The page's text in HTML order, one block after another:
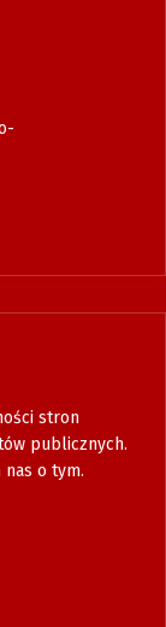
stron
publicznych.
nas o tym.